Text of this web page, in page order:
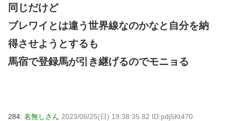
同じだけど
ブレワイとは違う世界線なのかなと自分を納
得させようとするも
馬宿で登録馬が引き継げるのでモニョる
284: 名無しさん 2023/06/25(日) 19:38:35.82 ID:pdj5Kt470